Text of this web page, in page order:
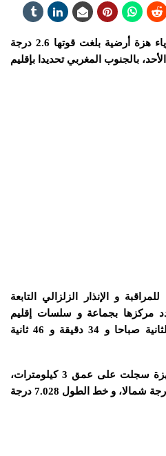
سجل المعهد الوطني للجيوفيزياء هزة أرضية بلغت قوتها 2.6 درجة
بالجنوب المغربي تحديدا بإقليم
و الإنذار الزلزالي التابعة
مركزها بجماعة و سلسات إقليم
ورزازات، وقعت عند الساعة الثانية صباحا و 34 دقيقة و 46 ثانية
كما أضاف المصدر ذاته، أن الهزة سجلت على عمق 3 كيلومترات،
عند التقاء خط العرض 30.651 درجة شمالا، و خط الطول 7.028 درجة